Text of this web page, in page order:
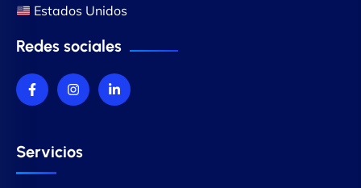
Estados Unidos
Redes sociales
Servicios